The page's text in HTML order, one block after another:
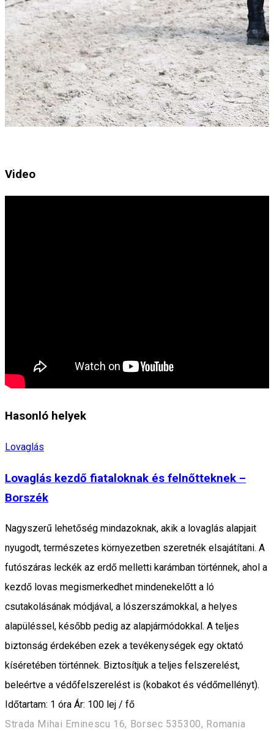
Video
Hasonló helyek
Lovaglás
Lovaglás kezdő fiataloknak és felnőtteknek –
Borszék
Nagyszerű lehetőség mindazoknak, akik a lovaglás alapjait
nyugodt, természetes környezetben szeretnék elsajátítani. A
futószáras leckék az erdő melletti karámban történnek, ahol a
kezdő lovas megismerkedhet mindenekelőtt a ló
csutakolásának módjával, a lószerszámokkal, a helyes
alapüléssel, később pedig az alapjármódokkal. A teljes
biztonság érdekében ezek a tevékenységek egy oktató
kíséretében történnek. Biztosítjuk a teljes felszerelést,
beleértve a védőfelszerelést is (kobakot és védőmellényt).
Időtartam: 1 óra Ár: 100 lej / fő
Strada Mihai Eminescu 16, Borsec 535300, Romania